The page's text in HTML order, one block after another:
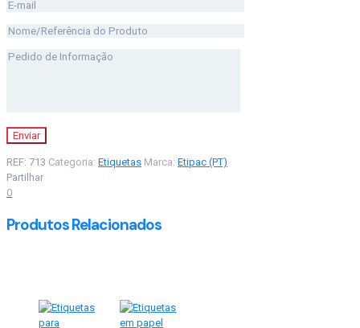
REF: 713 Categoria: Etiquetas Marca: Etipac (PT)
Partilhar
0
Produtos Relacionados